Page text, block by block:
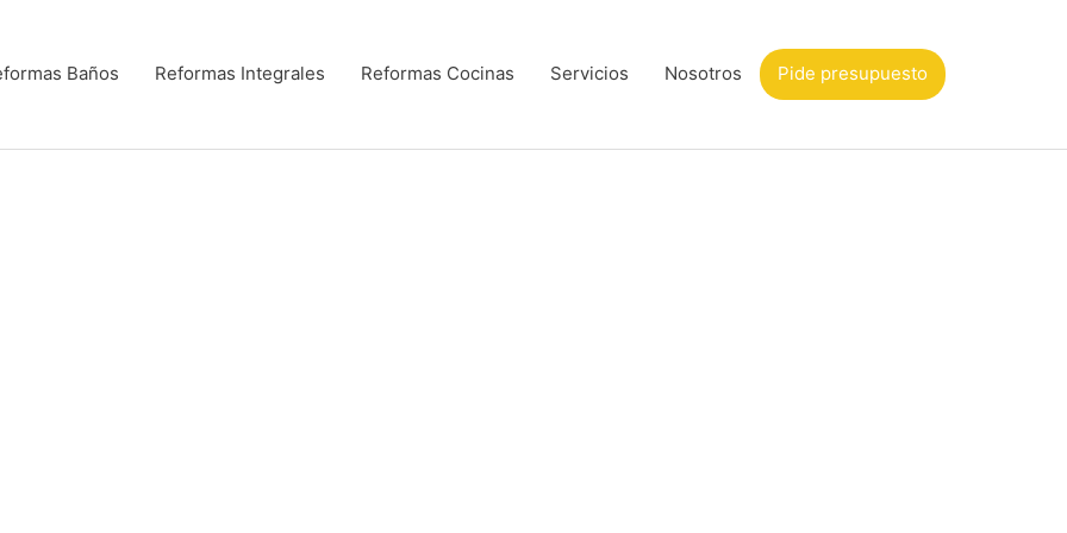
Baños Reformas Integrales Reformas Cocinas Servicios Nosotros Pide presupuesto